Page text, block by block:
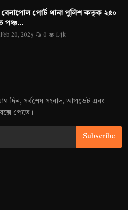
পোর্ট থানা পুলিশ কতৃক ২৫০
পঞ্চ...
Feb 20, 2025 0 1.4k
দিন, সর্বশেষ সংবাদ, আপডেট এবং
পেতে।
Subscribe